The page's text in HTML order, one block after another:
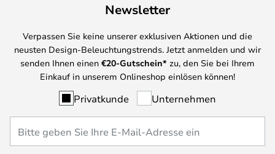
Newsletter
Verpassen Sie keine unserer exklusiven Aktionen und die
neusten Design-Beleuchtungstrends. Jetzt anmelden und wir
senden Ihnen einen €20-Gutschein* zu, den Sie bei Ihrem
Einkauf in unserem Onlineshop einlösen können!
Privatkunde Unternehmen